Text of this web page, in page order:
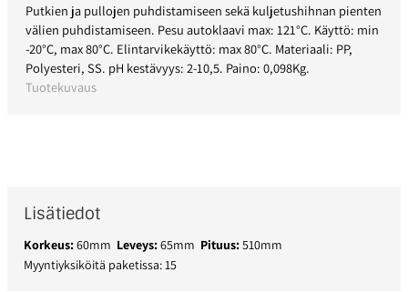
Putkien ja pullojen puhdistamiseen sekä kuljetushihnan pienten
välien puhdistamiseen. Pesu autoklaavi max: 121°C. Käyttö: min
-20°C, max 80°C. Elintarvikekäyttö: max 80°C. Materiaali: PP,
Polyesteri, SS. pH kestävyys: 2-10,5. Paino: 0,098Kg.
Tuotekuvaus
Lisätiedot
Korkeus:60mm Leveys:65mm Pituus:510mm
Myyntiyksiköitä paketissa: 15